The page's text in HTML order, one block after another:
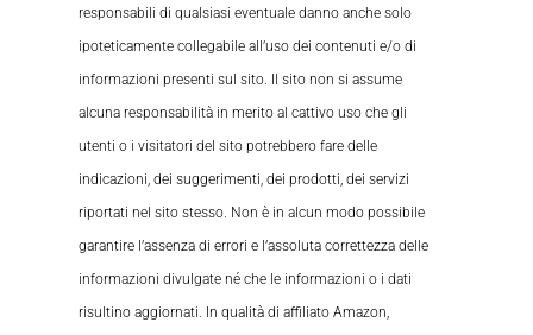
responsabili di qualsiasi eventuale danno anche solo
ipoteticamente collegabile all’uso dei contenuti e/o di
informazioni presenti sul sito. Il sito non si assume
alcuna responsabilità in merito al cattivo uso che gli
utenti o i visitatori del sito potrebbero fare delle
indicazioni, dei suggerimenti, dei prodotti, dei servizi
riportati nel sito stesso. Non è in alcun modo possibile
garantire l’assenza di errori e l’assoluta correttezza delle
informazioni divulgate né che le informazioni o i dati
risultino aggiornati. In qualità di affiliato Amazon,